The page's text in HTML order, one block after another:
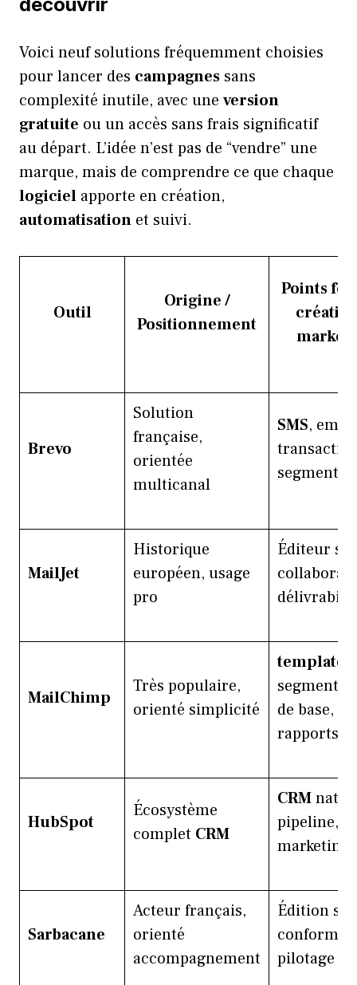
découvrir
Voici neuf solutions fréquemment choisies
pour lancer des campagnes sans
complexité inutile, avec une version
gratuite ou un accès sans frais significatif
au départ. L’idée n’est pas de “vendre” une
marque, mais de comprendre ce que chaque
logiciel apporte en création,
automatisation et suivi.
Outil
Origine /
Positionnement
Points
Brevo
Solution
française,
orientée
multicanal
SMS,
MailJet
Historique
européen, usage
pro
Éditeur
MailChimp
Très populaire,
orienté simplicité
templates
de base,
rapports
HubSpot
Écosystème
complet CRM
CRMnatif,
pipeline,
marketing
Sarbacane
Acteur français,
orienté
accompagnement
Édition
pilotage